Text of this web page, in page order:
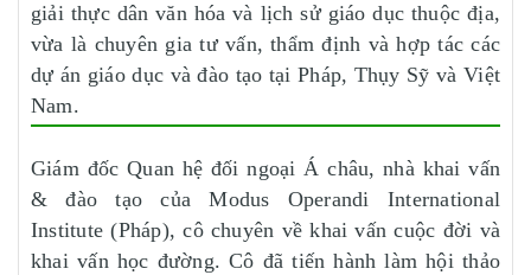
giải thực dân văn hóa và lịch sử giáo dục thuộc địa,
vừa là chuyên gia tư vấn, thẩm định và hợp tác các
dự án giáo dục và đào tạo tại Pháp, Thụy Sỹ và Việt
Nam.
Giám đốc Quan hệ đối ngoại Á châu, nhà khai vấn
& đào tạo của Modus Operandi International
Institute (Pháp), cô chuyên về khai vấn cuộc đời và
khai vấn học đường. Cô đã tiến hành làm hội thảo